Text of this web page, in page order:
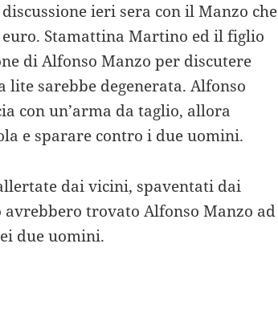
ieri sera con il Manzo che
Stamattina Martino ed il figlio
di Alfonso Manzo per discutere
lite sarebbe degenerata. Alfonso
con un’arma da taglio, allora
e sparare contro i due uomini.
dai vicini, spaventati dai
trovato Alfonso Manzo ad
due uomini.